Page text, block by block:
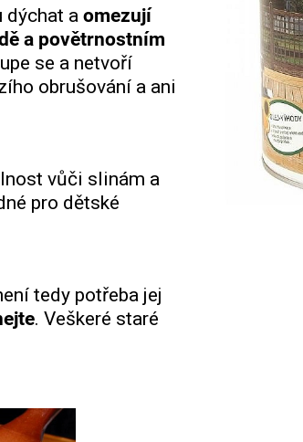
dýchat a omezují
a povětrnostním
se a netvoří
obrušování a ani
vůči slinám a
pro dětské
tedy potřeba jej
. Veškeré staré